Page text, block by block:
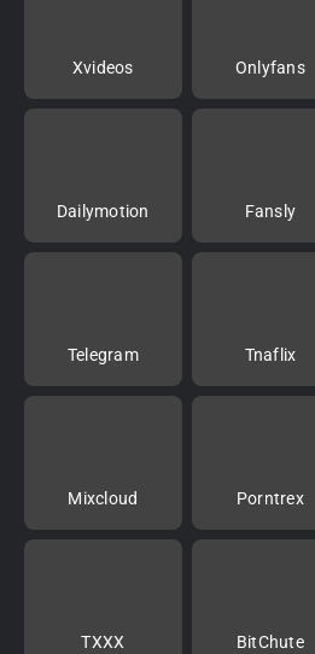
Xvideos Onlyfans
Dailymotion Fansly
Telegram Tnaflix
Mixcloud Porntrex
TXXX BitChute